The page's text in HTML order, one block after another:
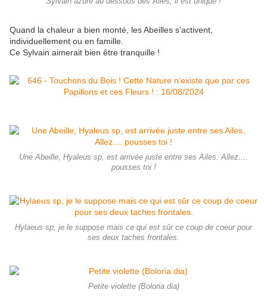
Quand la chaleur a bien monté, les Abeilles s'activent,
individuellement ou en famille.
Ce Sylvain aimerait bien être tranquille !
Une Abeille, Hyaleus sp, est arrivée juste entre ses Ailes. Allez....
pousses toi !
Hylaeus sp, je le suppose mais ce qui est sûr ce coup de coeur pour
ses deux taches frontales.
Petite violette (Boloria dia)